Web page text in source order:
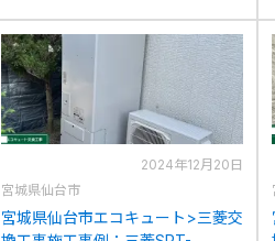
2024年12月20日
宮城県仙台市
宮城県仙台市エコキュート>三菱交